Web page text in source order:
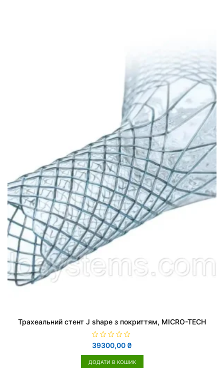
Трахеальний стент J shape з покриттям, MICRO-TECH
О
ц
і
н
39300,00 ₴
ДОДАТИ В КОШИК